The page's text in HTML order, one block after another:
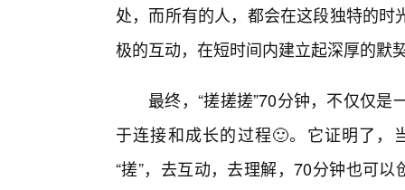
处，而所有的人，都会在这段独特的
极的互动，在短时间内建立起深厚的默
最终，“搓搓搓”70分钟，不仅仅
于连接和成长的过程🙂。它证明了，
“搓”，去互动，去理解，70分钟也可